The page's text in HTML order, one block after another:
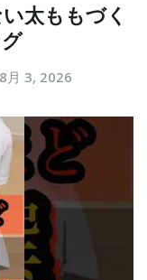
太ももづく
8月 3, 2026